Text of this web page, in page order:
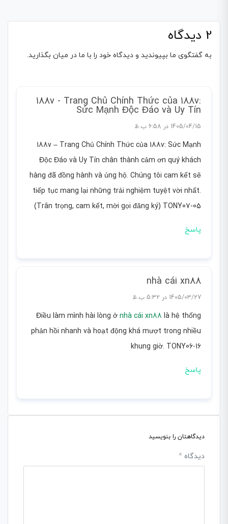
2 دیدگاه
به گفتگوی ما بپیوندید و دیدگاه خود را با ما در میان بگذارید.
188v - Trang Chủ Chính Thức của 188v:
Sức Mạnh Độc Đáo và Uy Tín
1405/04/15 در 6:58 ب.ظ
188v – Trang Chủ Chính Thức của 188v: Sức Mạnh
Độc Đáo và Uy Tín chân thành cảm ơn quý khách
hàng đã đồng hành và ủng hộ. Chúng tôi cam kết sẽ
tiếp tục mang lại những trải nghiệm tuyệt vời nhất.
(Trân trọng, cam kết, mời gọi đăng ký) TONY07-05
پاسخ
nhà cái xn88
1405/03/27 در 5:32 ب.ظ
Điều làm mình hài lòng ở nhà cái xn88 là hệ thống
phản hồi nhanh và hoạt động khá mượt trong nhiều
khung giờ. TONY06-16
پاسخ
دیدگاهتان را بنویسید
دیدگاه *